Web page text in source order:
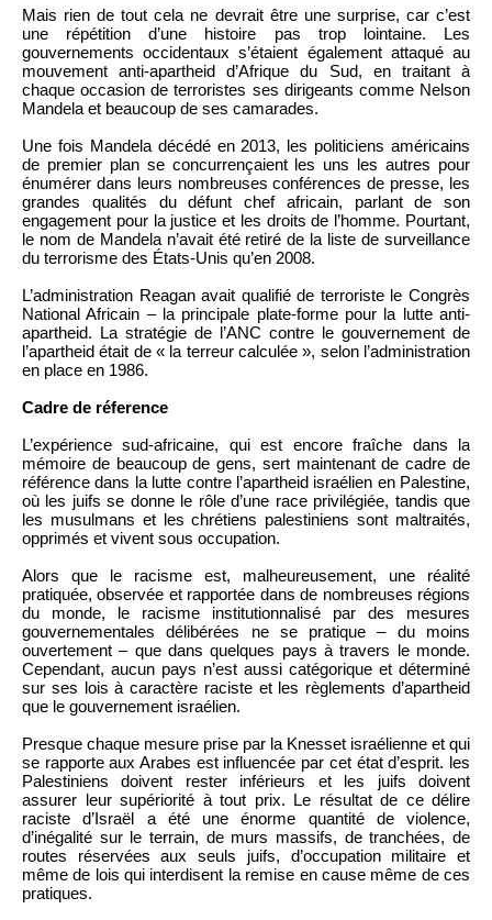
Mais rien de tout cela ne devrait être une surprise, car c’est
une répétition d’une histoire pas trop lointaine. Les
gouvernements occidentaux s’étaient également attaqué au
mouvement anti-apartheid d’Afrique du Sud, en traitant à
chaque occasion de terroristes ses dirigeants comme Nelson
Mandela et beaucoup de ses camarades.
Une fois Mandela décédé en 2013, les politiciens américains
de premier plan se concurrençaient les uns les autres pour
énumérer dans leurs nombreuses conférences de presse, les
grandes qualités du défunt chef africain, parlant de son
engagement pour la justice et les droits de l’homme. Pourtant,
le nom de Mandela n’avait été retiré de la liste de surveillance
du terrorisme des États-Unis qu’en 2008.
L’administration Reagan avait qualifié de terroriste le Congrès
National Africain – la principale plate-forme pour la lutte anti-
apartheid. La stratégie de l’ANC contre le gouvernement de
l’apartheid était de « la terreur calculée », selon l’administration
en place en 1986.
Cadre de réference
L’expérience sud-africaine, qui est encore fraîche dans la
mémoire de beaucoup de gens, sert maintenant de cadre de
référence dans la lutte contre l’apartheid israélien en Palestine,
où les juifs se donne le rôle d’une race privilégiée, tandis que
les musulmans et les chrétiens palestiniens sont maltraités,
opprimés et vivent sous occupation.
Alors que le racisme est, malheureusement, une réalité
pratiquée, observée et rapportée dans de nombreuses régions
du monde, le racisme institutionnalisé par des mesures
gouvernementales délibérées ne se pratique – du moins
ouvertement – que dans quelques pays à travers le monde.
Cependant, aucun pays n’est aussi catégorique et déterminé
sur ses lois à caractère raciste et les règlements d’apartheid
que le gouvernement israélien.
Presque chaque mesure prise par la Knesset israélienne et qui
se rapporte aux Arabes est influencée par cet état d’esprit. les
Palestiniens doivent rester inférieurs et les juifs doivent
assurer leur supériorité à tout prix. Le résultat de ce délire
raciste d’Israël a été une énorme quantité de violence,
d’inégalité sur le terrain, de murs massifs, de tranchées, de
routes réservées aux seuls juifs, d’occupation militaire et
même de lois qui interdisent la remise en cause même de ces
pratiques.